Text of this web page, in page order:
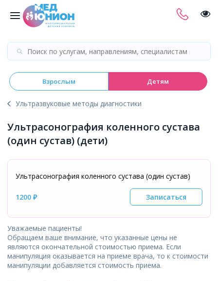
Взрослым Детям
Ультразвуковые методы диагностики
Ультрасонография коленного сустава
(один сустав) (дети)
Ультрасонография коленного сустава (один сустав)
1200 ₽ Записаться
Уважаемые пациенты!
Обращаем ваше внимание, что указанные цены не
являются окончательной стоимостью приема. Если
манипуляция оказывается на приеме врача, то к стоимости
манипуляции добавляется стоимость приема.